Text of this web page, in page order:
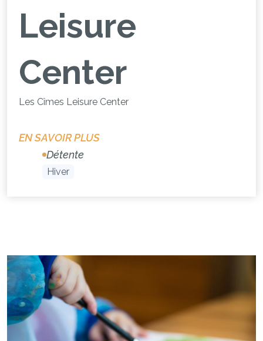
Leisure
Center
Les Cîmes Leisure Center
EN SAVOIR PLUS
Détente
Hiver